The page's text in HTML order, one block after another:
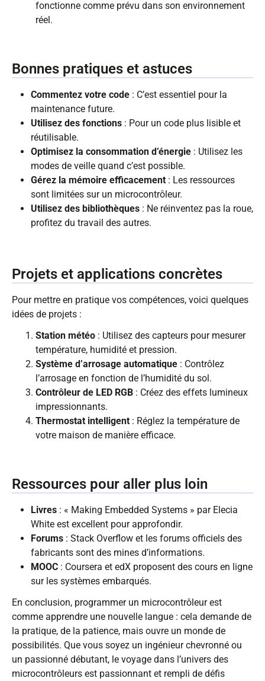
fonctionne comme prévu dans son environnement
réel.
Bonnes pratiques et astuces
Commentez votre code : C’est essentiel pour la
maintenance future.
Utilisez des fonctions : Pour un code plus lisible et
réutilisable.
Optimisez la consommation d’énergie : Utilisez les
modes de veille quand c’est possible.
Gérez la mémoire efficacement : Les ressources
sont limitées sur un microcontrôleur.
Utilisez des bibliothèques : Ne réinventez pas la roue,
profitez du travail des autres.
Projets et applications concrètes
Pour mettre en pratique vos compétences, voici quelques
idées de projets :
Station météo : Utilisez des capteurs pour mesurer
température, humidité et pression.
Système d’arrosage automatique : Contrôlez
l’arrosage en fonction de l’humidité du sol.
Contrôleur de LED RGB : Créez des effets lumineux
impressionnants.
Thermostat intelligent : Réglez la température de
votre maison de manière efficace.
Ressources pour aller plus loin
Livres : « Making Embedded Systems » par Elecia
White est excellent pour approfondir.
Forums : Stack Overflow et les forums officiels des
fabricants sont des mines d’informations.
MOOC : Coursera et edX proposent des cours en ligne
sur les systèmes embarqués.
En conclusion, programmer un microcontrôleur est
comme apprendre une nouvelle langue : cela demande de
la pratique, de la patience, mais ouvre un monde de
possibilités. Que vous soyez un ingénieur chevronné ou
un passionné débutant, le voyage dans l’univers des
microcontrôleurs est passionnant et rempli de défis